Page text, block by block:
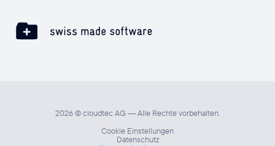
2026 © cloudtec AG — Alle Rechte vorbehalten.
Cookie Einstellungen
Datenschutz